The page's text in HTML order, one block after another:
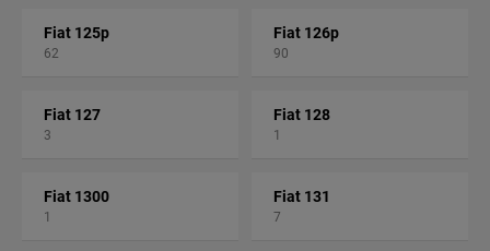
Fiat 125p
62
Fiat 126p
90
Fiat 127
3
Fiat 128
1
Fiat 1300
1
Fiat 131
7